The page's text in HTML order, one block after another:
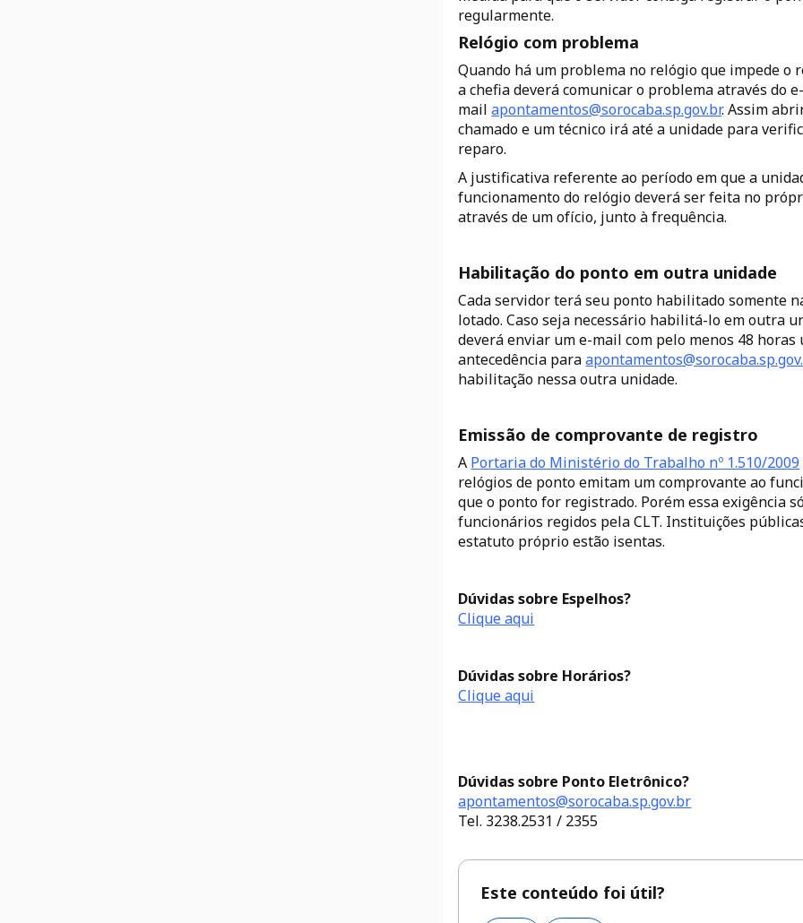
regularmente.
Relógio com problema
Quando há um problema no relógio que impede o
a chefia deverá comunicar o problema através do
mailapontamentos@sorocaba.sp.gov.br. Assim
chamado e um técnico irá até a unidade para
reparo.
A justificativa referente ao período em que a
funcionamento do relógio deverá ser feita no
através de um ofício, junto à frequência.
Habilitação do ponto em outra unidade
Cada servidor terá seu ponto habilitado somente
lotado. Caso seja necessário habilitá-lo em outra
deverá enviar um e-mail com pelo menos 48 horas
antecedência para
habilitação nessa outra unidade.
Emissão de comprovante de registro
A Portaria do Ministério do Trabalho nº 1.510/2009
relógios de ponto emitam um comprovante ao
que o ponto for registrado. Porém essa exigência
funcionários regidos pela CLT. Instituições
estatuto próprio estão isentas.
Dúvidas sobre Espelhos?
Clique aqui
Dúvidas sobre Horários?
Clique aqui
Dúvidas sobre Ponto Eletrônico?
apontamentos@sorocaba.sp.gov.br
Tel. 3238.2531 / 2355
Este conteúdo foi útil?